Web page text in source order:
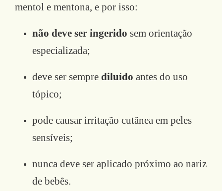
mentol e mentona, e por isso:
não deve ser ingerido sem orientação
especializada;
deve ser sempre diluído antes do uso
tópico;
pode causar irritação cutânea em peles
sensíveis;
nunca deve ser aplicado próximo ao nariz
de bebês.